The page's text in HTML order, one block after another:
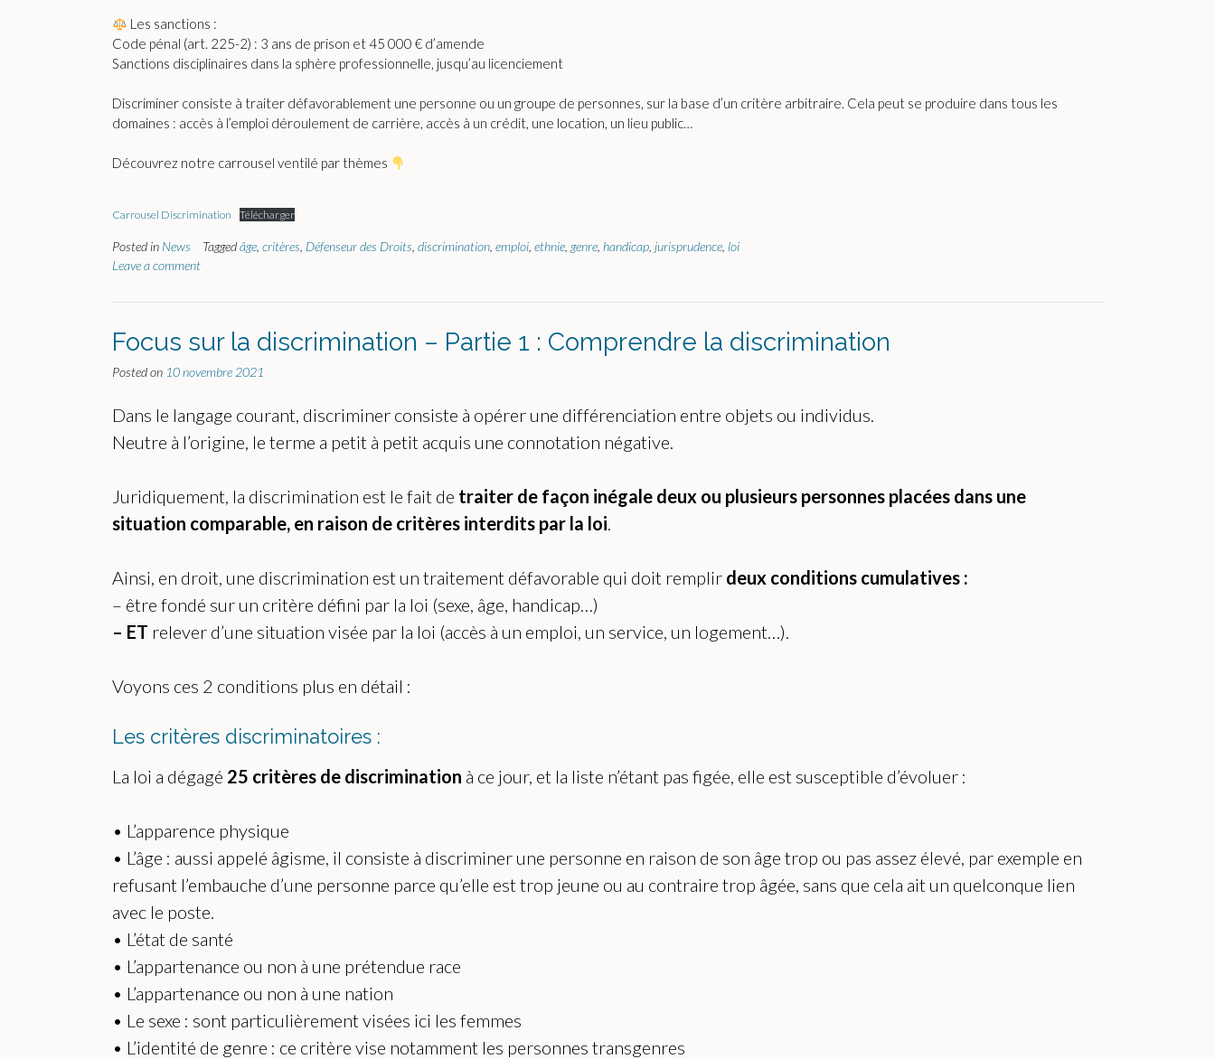
Les sanctions :
Code pénal (art. 225-2) : 3 ans de prison et 45 000 € d’amende
Sanctions disciplinaires dans la sphère professionnelle, jusqu’au licenciement
Discriminer consiste à traiter défavorablement une personne ou un groupe de personnes, sur la base d’un critère arbitraire. Cela peut se produire dans tous les
domaines : accès à l’emploi déroulement de carrière, accès à un crédit, une location, un lieu public…
Découvrez notre carrousel ventilé par thèmes
Carrousel Discrimination Télécharger
Posted in News Taggedâge critères Défenseur des Droits discrimination emploi ethnie genre handicap jurisprudence loi
Leave a comment
Focus sur la discrimination – Partie 1 : Comprendre la discrimination
Posted on 10 novembre 2021
Dans le langage courant, discriminer consiste à opérer une différenciation entre objets ou individus.
Neutre à l’origine, le terme a petit à petit acquis une connotation négative.
Juridiquement, la discrimination est le fait de traiter de façon inégale deux ou plusieurs personnes placées dans une
situation comparable, en raison de critères interdits par la loi.
Ainsi, en droit, une discrimination est un traitement défavorable qui doit remplir deux conditions cumulatives :
– être fondé sur un critère défini par la loi (sexe, âge, handicap…)
– ET relever d’une situation visée par la loi (accès à un emploi, un service, un logement…).
Voyons ces 2 conditions plus en détail :
Les critères discriminatoires :
La loi a dégagé 25 critères de discrimination à ce jour, et la liste n’étant pas figée, elle est susceptible d’évoluer :
• L’apparence physique
• L’âge : aussi appelé âgisme, il consiste à discriminer une personne en raison de son âge trop ou pas assez élevé, par exemple en
refusant l’embauche d’une personne parce qu’elle est trop jeune ou au contraire trop âgée, sans que cela ait un quelconque lien
avec le poste.
• L’état de santé
• L’appartenance ou non à une prétendue race
• L’appartenance ou non à une nation
• Le sexe : sont particulièrement visées ici les femmes
• L’identité de genre : ce critère vise notamment les personnes transgenres